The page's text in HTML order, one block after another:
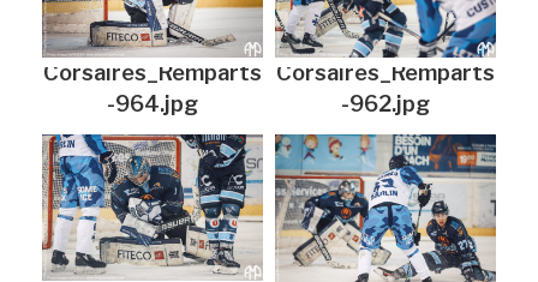
Corsaires_Remparts
-964.jpg
Corsaires_Remparts
-962.jpg